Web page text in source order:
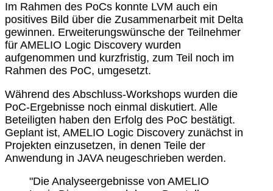
Im Rahmen des PoCs konnte LVM auch ein
positives Bild über die Zusammenarbeit mit Delta
gewinnen. Erweiterungswünsche der Teilnehmer
für AMELIO Logic Discovery wurden
aufgenommen und kurzfristig, zum Teil noch im
Rahmen des PoC, umgesetzt.
Während des Abschluss-Workshops wurden die
PoC-Ergebnisse noch einmal diskutiert. Alle
Beteiligten haben den Erfolg des PoC bestätigt.
Geplant ist, AMELIO Logic Discovery zunächst in
Projekten einzusetzen, in denen Teile der
Anwendung in JAVA neugeschrieben werden.
"Die Analyseergebnisse von AMELIO